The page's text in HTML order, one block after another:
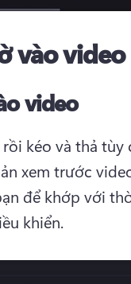
vào video
video
kéo và thả tùy
xem trước
để khớp với
khiển.